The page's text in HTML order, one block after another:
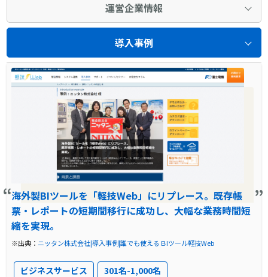
運営企業情報
導入事例
海外製BIツールを「軽技Web」にリプレース。既存帳
票・レポートの短期間移行に成功し、大幅な業務時間短
縮を実現。
※出典： ニッタン株式会社|導入事例|誰でも使えるＢIツール軽技Web
ビジネスサービス 301名-1,000名